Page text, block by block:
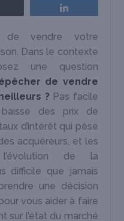
vendre votre
Dans le contexte
une question
de vendre
? Pas facile
des prix de
d’intérêt qui pèse
acquéreurs, et les
de la
difficile que jamais
une décision
vous aider à faire
sur l’état du marché